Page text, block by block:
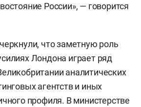
России», — говорится
что заметную роль
Лондона играет ряд
аналитических
агентств и иных
профиля. В министерстве